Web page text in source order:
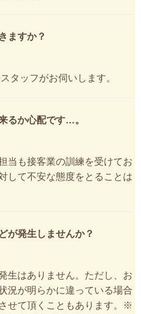
ますか？
タッフがお伺いします。
るか心配です…。
当も接客業の訓練を受けてお
して不安な態度をとることは
が発生しませんか？
生はありません。ただし、お
況が明らかに違っている場合
せて頂くこともあります。※